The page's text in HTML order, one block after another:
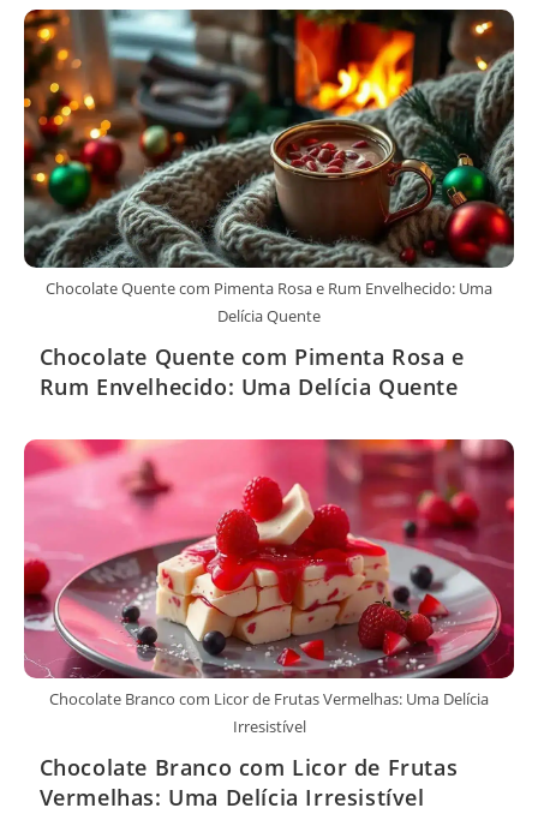
Chocolate Quente com Pimenta Rosa e Rum Envelhecido: Uma
Delícia Quente
Chocolate Quente com Pimenta Rosa e
Rum Envelhecido: Uma Delícia Quente
Chocolate Branco com Licor de Frutas Vermelhas: Uma Delícia
Irresistível
Chocolate Branco com Licor de Frutas
Vermelhas: Uma Delícia Irresistível